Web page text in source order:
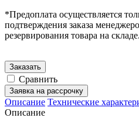
*Предоплата осуществляется
подтверждения заказа
резервирования товара на складе.
Заказать
Сравнить
Заявка на рассрочку
Описание Технические
Описание